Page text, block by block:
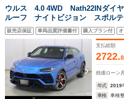
ウルス 4.0 4WD Nath22INダイ
ルーフ ナイトビジョン スポル
O 4人 Q-Citureシートクーラー
減 アンビエントライトP シャイ
販売店保証 車両品質評価書付 購入プラン付
支払総額
2722.8
残価ローン
年式 2019
車検
車検